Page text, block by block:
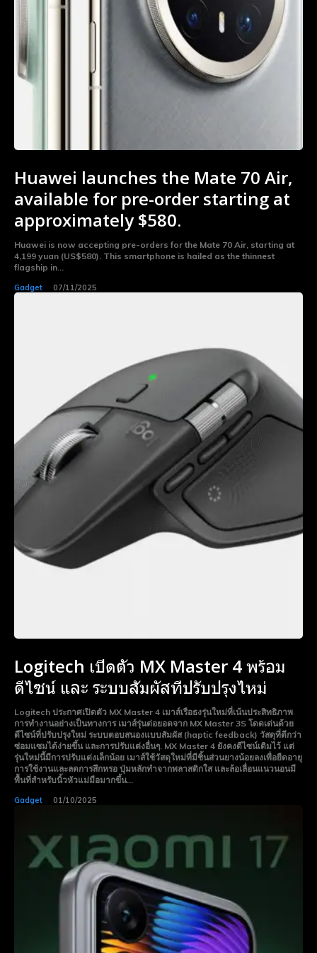
Huawei launches the Mate 70 Air,
available for pre-order starting at
approximately $580.
Huawei is now accepting pre-orders for the Mate 70 Air, starting at
4,199 yuan (US$580). This smartphone is hailed as the thinnest
flagship in...
Gadget 07/11/2025
Logitech เปิดตัว MX Master 4 พร้อม
ดีไซน์ และ ระบบสัมผัสที่ปรับปรุงไหม่
Logitech ประกาศเปิดตัว MX Master 4 เมาส์เรือธงรุ่นใหม่ที่เน้นประสิทธิภาพ
การทำงานอย่างเป็นทางการ เมาส์รุ่นต่อยอดจาก MX Master 3S โดดเด่นด้วย
ดีไซน์ที่ปรับปรุงใหม่ ระบบตอบสนองแบบสัมผัส (haptic feedback) วัสดุที่ดีกว่า
ซ่อมแซมได้ง่ายขึ้น และการปรับแต่งอื่นๆ. MX Master 4 ยังคงดีไซน์เดิมไว้ แต่
รุ่นใหม่นี้มีการปรับแต่งเล็กน้อย เมาส์ใช้วัสดุใหม่ที่มีชิ้นส่วนยางน้อยลงเพื่อยืดอายุ
การใช้งานและลดการสึกหรอ ปุ่มหลักทำจากพลาสติกใส และล้อเลื่อนแนวนอนมี
พื้นที่สำหรับนิ้วหัวแม่มือมากขึ้น...
Gadget 01/10/2025